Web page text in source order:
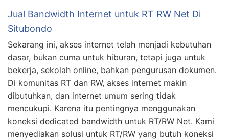
Jual Bandwidth Internet untuk RT RW Net Di
Situbondo
Sekarang ini, akses internet telah menjadi kebutuhan
dasar, bukan cuma untuk hiburan, tetapi juga untuk
bekerja, sekolah online, bahkan pengurusan dokumen.
Di komunitas RT dan RW, akses internet makin
dibutuhkan, dan internet umum sering tidak
mencukupi. Karena itu pentingnya menggunakan
koneksi dedicated bandwidth untuk RT/RW Net. Kami
menyediakan solusi untuk RT/RW yang butuh koneksi